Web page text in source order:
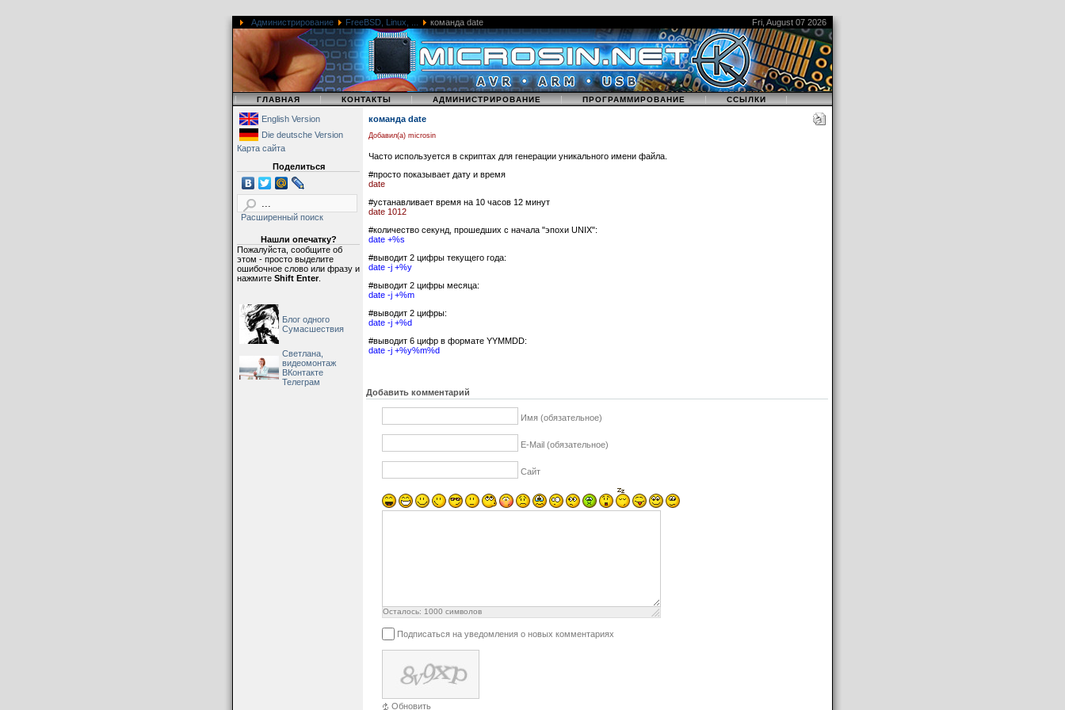
Администрирование FreeBSD, Linux, ... команда date Fri, August 07 2026
| ГЛАВНАЯ | КОНТАКТЫ | АДМИНИСТРИРОВАНИЕ | ПРОГРАММИРОВАНИЕ | ССЫЛКИ |
English Version
Die deutsche Version
Карта сайта
Поделиться
Расширенный поиск
Нашли опечатку?
Пожалуйста, сообщите об
этом - просто выделите
ошибочное слово или фразу и
нажмите Shift Enter.
Блог одного
Сумасшествия
Светлана,
видеомонтаж
ВКонтакте
Телеграм
команда date
Добавил(а) microsin
Часто используется в скриптах для генерации уникального имени файла.
#просто показывает дату и время
date
#устанавливает время на 10 часов 12 минут
date 1012
#количество секунд, прошедших с начала "эпохи UNIX":
date +%s
#выводит 2 цифры текущего года:
date -j +%y
#выводит 2 цифры месяца:
date -j +%m
#выводит 2 цифры:
date -j +%d
#выводит 6 цифр в формате YYMMDD:
date -j +%y%m%d
Добавить комментарий
Имя (обязательное)
E-Mail (обязательное)
Сайт
Осталось: 1000 символов
Подписаться на уведомления о новых комментариях
Обновить